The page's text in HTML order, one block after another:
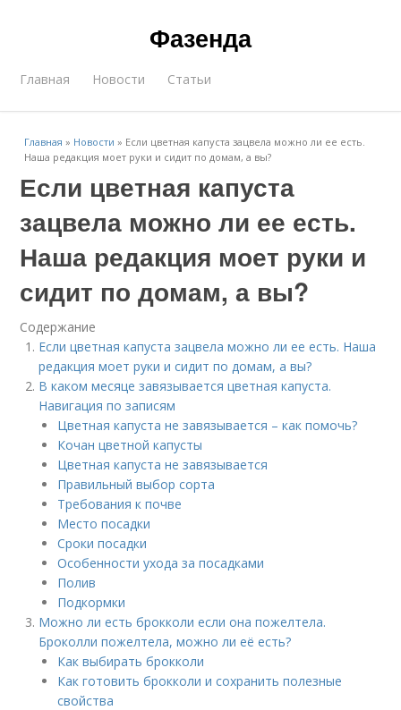
Фазенда
Главная Новости Статьи
Главная » Новости » Если цветная капуста зацвела можно ли ее есть.
Наша редакция моет руки и сидит по домам, а вы?
Если цветная капуста
зацвела можно ли ее есть.
Наша редакция моет руки и
сидит по домам, а вы?
Содержание
Если цветная капуста зацвела можно ли ее есть. Наша
редакция моет руки и сидит по домам, а вы?
В каком месяце завязывается цветная капуста.
Навигация по записям
Цветная капуста не завязывается – как помочь?
Кочан цветной капусты
Цветная капуста не завязывается
Правильный выбор сорта
Требования к почве
Место посадки
Сроки посадки
Особенности ухода за посадками
Полив
Подкормки
Можно ли есть брокколи если она пожелтела.
Броколли пожелтела, можно ли её есть?
Как выбирать брокколи
Как готовить брокколи и сохранить полезные
свойства